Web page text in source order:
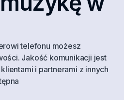
telefonu możesz
Jakość komunikacji jest
i partnerami z innych